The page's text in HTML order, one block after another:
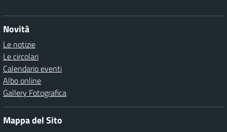
Novità
Le notizie
Le circolari
Calendario eventi
Albo online
Gallery Fotografica
Mappa del Sito